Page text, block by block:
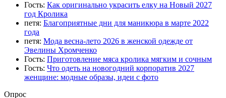
Гость: Как оригинально украсить елку на Новый 2027
год Кролика
петя: Благоприятные дни для маникюра в марте 2022
года
петя: Мода весна-лето 2026 в женской одежде от
Эвелины Хромченко
Гость: Приготовление мяса кролика мягким и сочным
Гость: Что одеть на новогодний корпоратив 2027
женщине: модные образы, идеи с фото
Опрос